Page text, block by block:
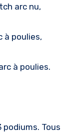
arc nu,
à poulies,
à poulies.
Tous